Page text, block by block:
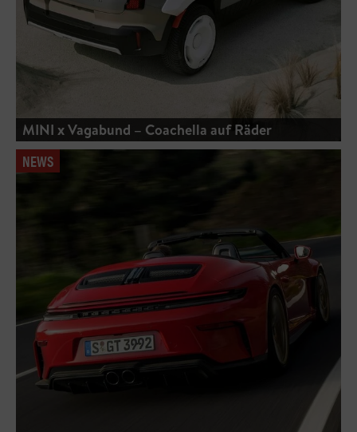
MINI x Vagabund – Coachella auf Räder
NEWS